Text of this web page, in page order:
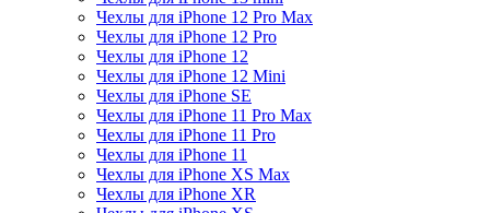
Чехлы для iPhone 12 Pro Max
Чехлы для iPhone 12 Pro
Чехлы для iPhone 12
Чехлы для iPhone 12 Mini
Чехлы для iPhone SE
Чехлы для iPhone 11 Pro Max
Чехлы для iPhone 11 Pro
Чехлы для iPhone 11
Чехлы для iPhone XS Max
Чехлы для iPhone XR